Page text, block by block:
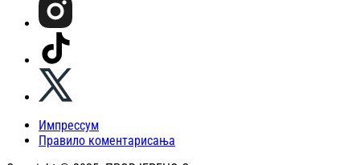
Импрессум
Правило коментарисања